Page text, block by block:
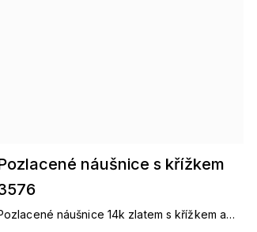
náušnice s křížkem
náušnice 14k zlatem s křížkem a